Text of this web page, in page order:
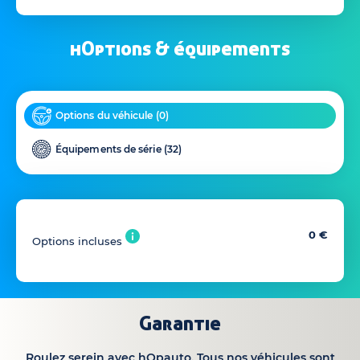
hOptions & équipements
Options du véhicule (0)
Équipements de série (32)
Options incluses 0 €
Garantie